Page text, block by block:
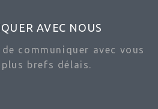
AVEC NOUS
communiquer avec vous
brefs délais.